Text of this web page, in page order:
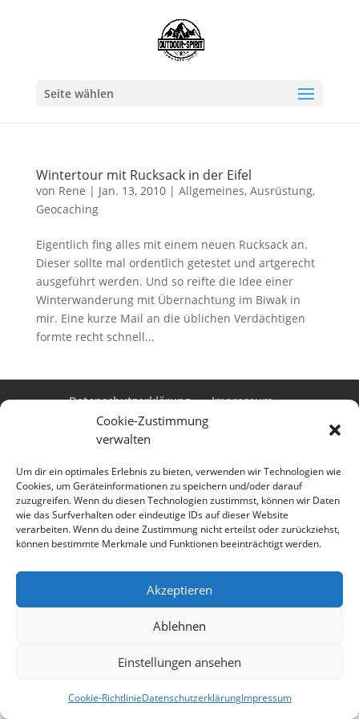
Cookie-Zustimmung
verwalten
Um dir ein optimales Erlebnis zu bieten, verwenden wir Technologien wie
Cookies, um Geräteinformationen zu speichern und/oder darauf
zuzugreifen. Wenn du diesen Technologien zustimmst, können wir Daten
wie das Surfverhalten oder eindeutige IDs auf dieser Website
verarbeiten. Wenn du deine Zustimmung nicht erteilst oder zurückziehst,
können bestimmte Merkmale und Funktionen beeinträchtigt werden.
Akzeptieren
Ablehnen
Einstellungen ansehen
Cookie-RichtlinieDatenschutzerklärungImpressum
Seite wählen
Wintertour mit Rucksack in der Eifel
von Rene | Jan. 13, 2010| Allgemeines, Ausrüstung,
Geocaching
Eigentlich fing alles mit einem neuen Rucksack an.
Dieser sollte mal ordentlich getestet und artgerecht
ausgeführt werden. Und so reifte die Idee einer
Winterwanderung mit Übernachtung im Biwak in
mir. Eine kurze Mail an die üblichen Verdächtigen
formte recht schnell...
Datenschutzerklärung
Impressum
Cookie-Richtlinie (EU)
Designed byElegant Themes| Powered by
WordPress